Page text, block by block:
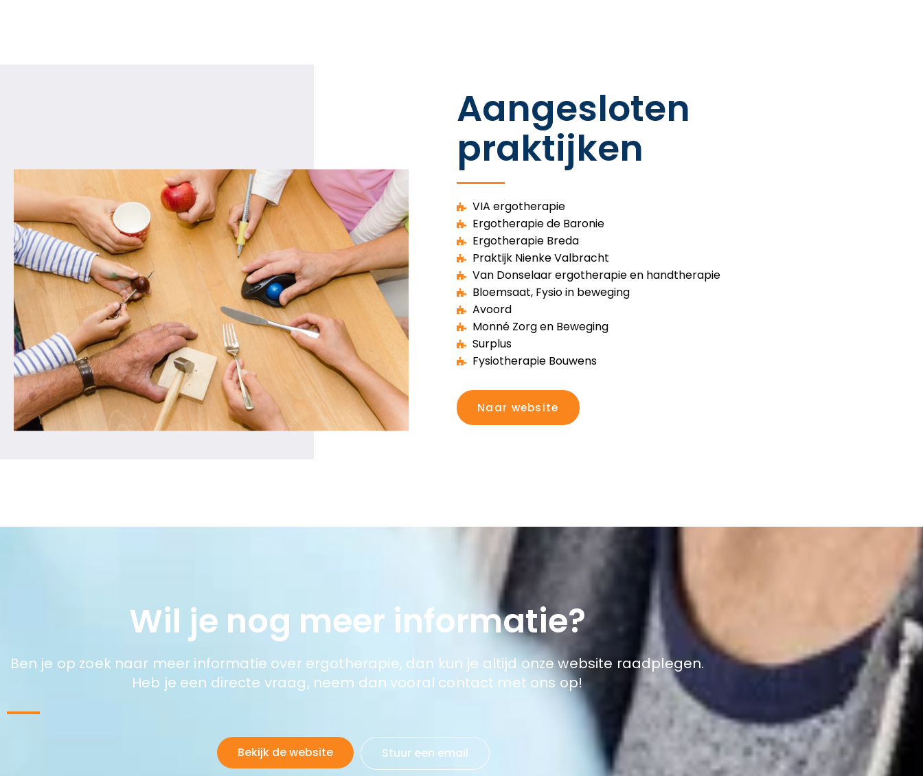
Aangesloten
praktijken
VIA ergotherapie
Ergotherapie de Baronie
Ergotherapie Breda
Praktijk Nienke Valbracht
Van Donselaar ergotherapie en handtherapie
Bloemsaat, Fysio in beweging
Avoord
Monné Zorg en Beweging
Surplus
Fysiotherapie Bouwens
Naar website
Wil je nog meer informatie?
Ben je op zoek naar meer informatie over ergotherapie, dan kun je altijd onze website raadplegen.
Heb je een directe vraag, neem dan vooral contact met ons op!
Bekijk de website Stuur een email